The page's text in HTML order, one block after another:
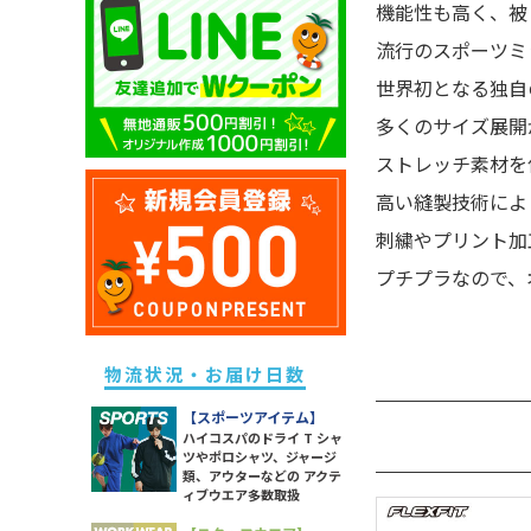
機能性も高く、
流行のスポーツ
世界初となる独
多くのサイズ展
ストレッチ素材
高い縫製技術に
刺繍やプリント
プチプラなので
除菌・衛生・ヘルスケアグッズ
防災グッズ
ライト
ソックス
ラッピング・ショッパー・ギフ
トバッグ・包材
イベント・観戦グッズ
パーツ・付属品
スポーツグッズ
その他雑貨
メンズ スウェットパンツ
メンズ ボトムス
メンズ 長袖Tシャツ
メンズ スポーツアイテム
メンズ ワークウエア
メンズ アウター
メンズ タンクトップ
メンズ シャツ
キッズ ドライポロシャツ
キッズ トレーナー
キッズ パーカー
キッズ スウェットパンツ
キッズ 長袖Tシャツ
キッズ スポーツアイテム
キッズ アウター
キッズ ボトムス
レディース ドライポロシャツ
レディース トレーナー
レディース パーカー
レディース スウェットパンツ
レディース 長袖Tシャツ
レディース スポーツアイテム
レディース ワークウエア
レディース シャツ
レディース アウター
レディース タンク・キャミ
レディース ボトムス
ユニセックス ドライTシャツ
ユニセックス トレーナー
ユニセックス ポロシャツ
ユニセックス パーカー
ユニセックス 長袖Tシャツ
ユニセックス スポーツアイテム
ユニセックス アウター
ユニセックス シャツ
物流状況・お届け日数
【スポーツアイテム】
ハイコスパのドライ T シャ
ツやポロシャツ、ジャージ
類、アウターなどの アクテ
ィブウエア多数取扱